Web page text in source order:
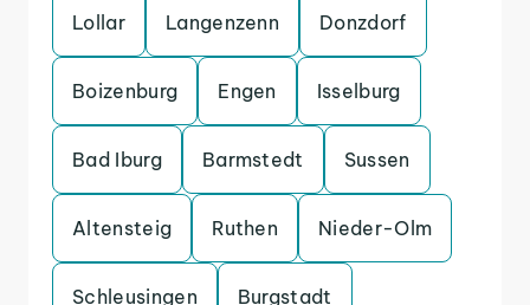
Lollar Langenzenn Donzdorf
Boizenburg Engen Isselburg
Bad Iburg Barmstedt Sussen
Altensteig Ruthen Nieder-Olm
Schleusingen Burgstadt